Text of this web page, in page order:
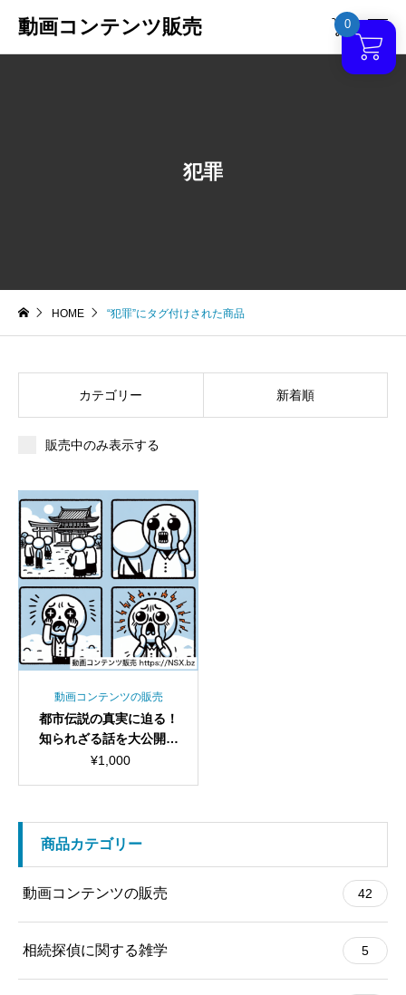
動画コンテンツ販売 
犯罪
HOME “犯罪”にタグ付けされた商品
カテゴリー 新着順
販売中のみ表示する
動画コンテンツの販売
都市伝説の真実に迫る！
知られざる話を大公開シ
ョート動画セット
¥1,000
商品カテゴリー
動画コンテンツの販売 42
相続探偵に関する雑学 5
0